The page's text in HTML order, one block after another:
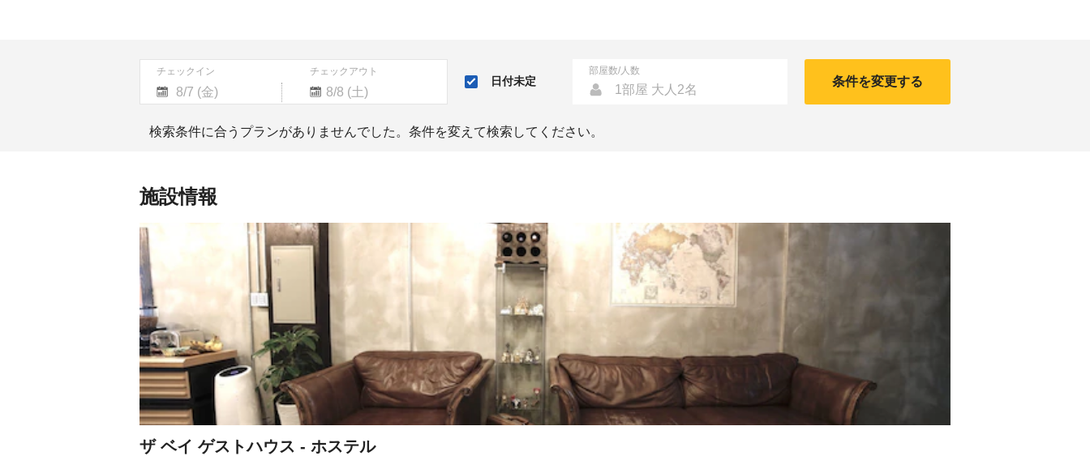
チェックイン チェックアウト
Navigate
forward
to
calendar
and
select
the
mark
key
to
get
the
keyboard
shortcuts
for
changing
dates.
Navigate
to
select
a
date.
Press
question
mark
key
to
get
the
keyboard
shortcuts
for
changing
dates.
日付未定
部屋数/人数
1部屋 大人2名
条件を変更する
検索条件に合うプランがありませんでした。条件を変えて検索してください。
施設情報
ザ ベイ ゲストハウス - ホステル